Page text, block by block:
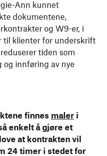
Ann kunnet
dokumentene,
og W9-er, i
til klienter for underskrift
tiden som
og innføring av nye
finnes maler i
enkelt å gjøre et
at kontrakten vil
24 timer i stedet for